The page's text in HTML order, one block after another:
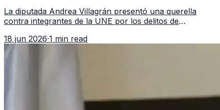
La diputada Andrea Villagrán presentó una querella
contra integrantes de la UNE por los delitos de
18 jun 2026·1 min read